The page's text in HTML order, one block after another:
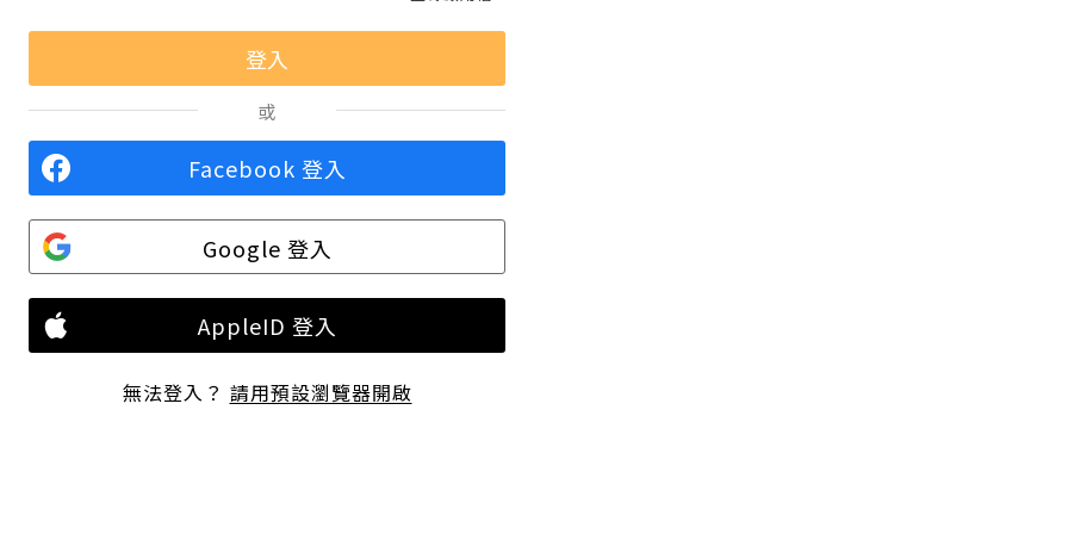
或
Facebook 登入
Google 登入
AppleID 登入
無法登入？ 請用預設瀏覽器開啟